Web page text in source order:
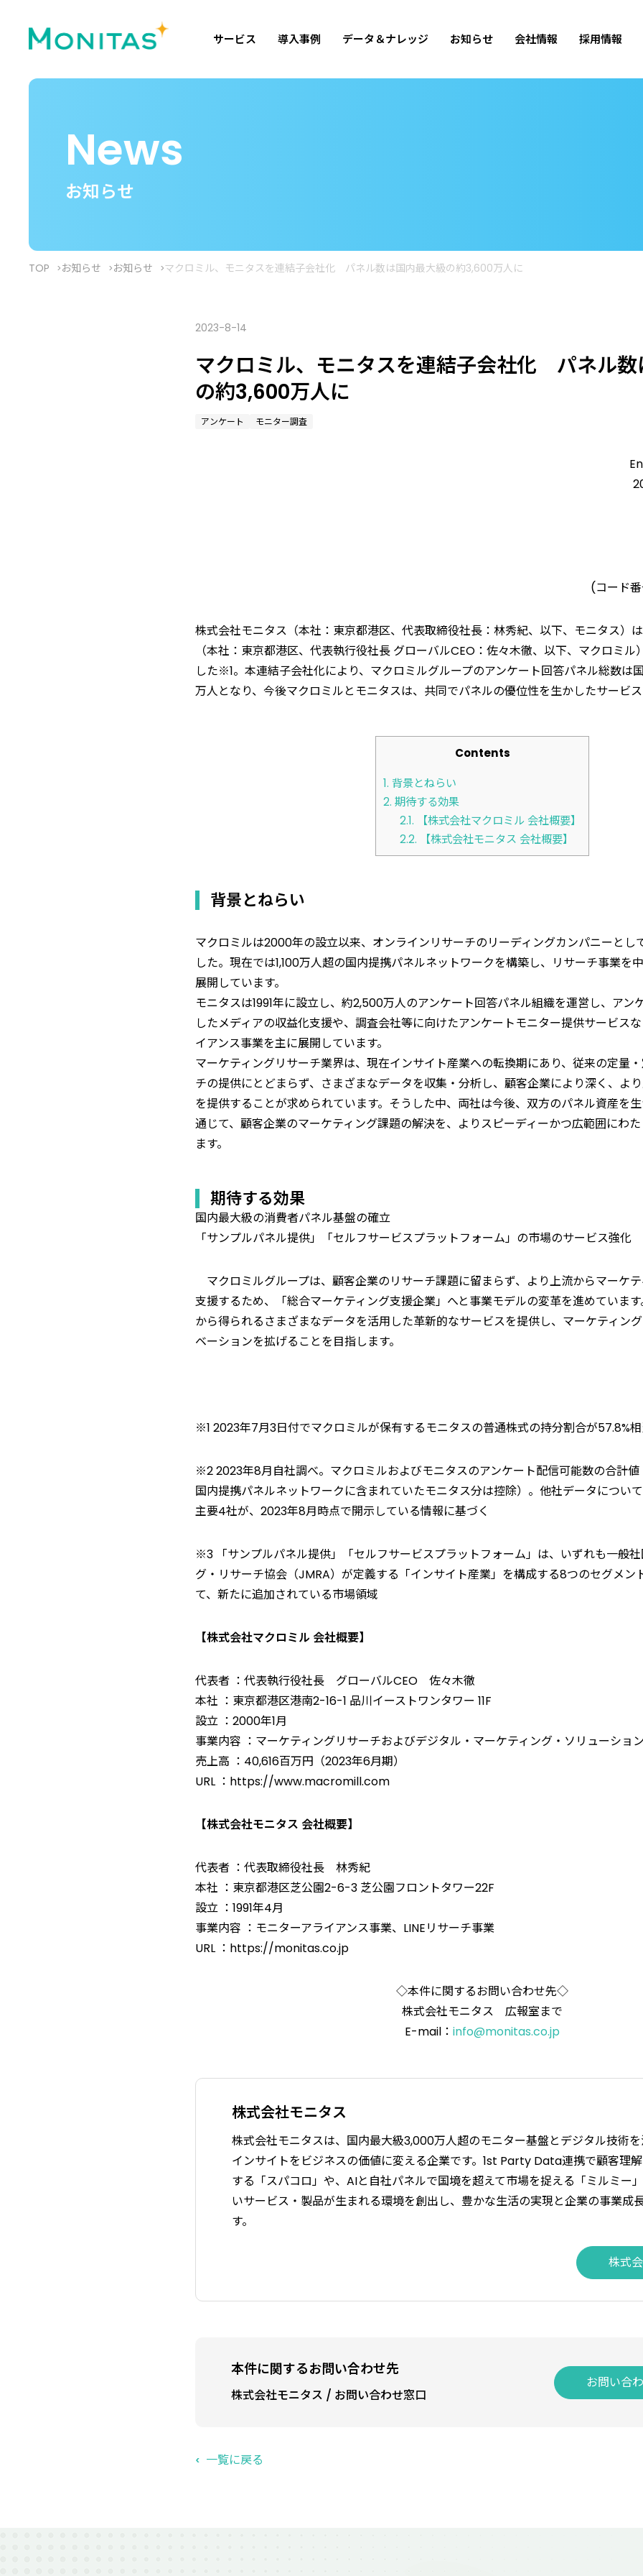
サービス 導入事例 データ＆ナレッジ お知らせ 会社情報 採用情報
News
お知らせ
TOP お知らせ お知らせ マクロミル、モニタスを連結子会社化 パネル数は国内最大級の約3,600万人に
2023-8-14
マクロミル、モニタスを連結子会社化 パネル数
の約3,600万人に
アンケート モニター調査
(コード
株式会社モニタス（本社：東京都港区、代表取締役社長：林秀紀、以下、モニタス）
（本社：東京都港区、代表執行役社長 グローバルCEO：佐々木徹、以下、マクロミ
した※1。本連結子会社化により、マクロミルグループのアンケート回答パネル総数
万人となり、今後マクロミルとモニタスは、共同でパネルの優位性を生かしたサービ
Contents
1. 背景とねらい
2. 期待する効果
2.1. 【株式会社マクロミル 会社概要】
2.2. 【株式会社モニタス 会社概要】
背景とねらい
マクロミルは2000年の設立以来、オンラインリサーチのリーディングカンパニーとし
した。現在では1,100万人超の国内提携パネルネットワークを構築し、リサーチ事業を
展開しています。
モニタスは1991年に設立し、約2,500万人のアンケート回答パネル組織を運営し、アン
したメディアの収益化支援や、調査会社等に向けたアンケートモニター提供サービス
イアンス事業を主に展開しています。
マーケティングリサーチ業界は、現在インサイト産業への転換期にあり、従来の定量
チの提供にとどまらず、さまざまなデータを収集・分析し、顧客企業により深く、よ
を提供することが求められています。そうした中、両社は今後、双方のパネル資産を
通じて、顧客企業のマーケティング課題の解決を、よりスピーディーかつ広範囲にわ
ます。
期待する効果
国内最大級の消費者パネル基盤の確立
「サンプルパネル提供」「セルフサービスプラットフォーム」の市場のサービス強化
マクロミルグループは、顧客企業のリサーチ課題に留まらず、より上流からマーケ
支援するため、「総合マーケティング支援企業」へと事業モデルの変革を進めていま
から得られるさまざまなデータを活用した革新的なサービスを提供し、マーケティン
ベーションを拡げることを目指します。
※1 2023年7月3日付でマクロミルが保有するモニタスの普通株式の持分割合が57.8%
※2 2023年8月自社調べ。マクロミルおよびモニタスのアンケート配信可能数の合計
国内提携パネルネットワークに含まれていたモニタス分は控除）。他社データについ
主要4社が、2023年8月時点で開示している情報に基づく
※3 「サンプルパネル提供」「セルフサービスプラットフォーム」は、いずれも一般
グ・リサーチ協会（JMRA）が定義する「インサイト産業」を構成する8つのセグメン
て、新たに追加されている市場領域
【株式会社マクロミル 会社概要】
代表者 ：代表執行役社長 グローバルCEO 佐々木徹
本社 ：東京都港区港南2-16-1 品川イーストワンタワー 11F
設立 ：2000年1月
事業内容 ：マーケティングリサーチおよびデジタル・マーケティング・ソリューショ
売上高 ：40,616百万円（2023年6月期）
URL ：https://www.macromill.com
【株式会社モニタス 会社概要】
代表者 ：代表取締役社長 林秀紀
本社 ：東京都港区芝公園2-6-3 芝公園フロントタワー22F
設立 ：1991年4月
事業内容 ：モニターアライアンス事業、LINEリサーチ事業
URL ：https://monitas.co.jp
◇本件に関するお問い合わせ先◇
株式会社モニタス 広報室まで
E-mail： info@monitas.co.jp
株式会社モニタス
株式会社モニタスは、国内最大級3,000万人超のモニター基盤とデジタル技術
インサイトをビジネスの価値に変える企業です。1st Party Data連携で顧客理
する「スパコロ」や、AIと自社パネルで国境を超えて市場を捉える「ミルミー
いサービス・製品が生まれる環境を創出し、豊かな生活の実現と企業の事業成
す。
株式
本件に関するお問い合わせ先
株式会社モニタス / お問い合わせ窓口
お問い合
一覧に戻る